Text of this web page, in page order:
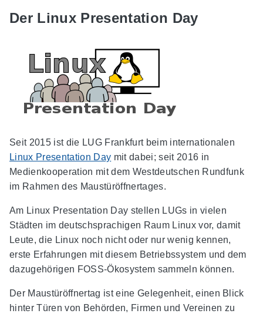
Der Linux Presentation Day
Seit 2015 ist die LUG Frankfurt beim internationalen
Linux Presentation Day mit dabei; seit 2016 in
Medienkooperation mit dem Westdeutschen Rundfunk
im Rahmen des Maustüröffnertages.
Am Linux Presentation Day stellen LUGs in vielen
Städten im deutschsprachigen Raum Linux vor, damit
Leute, die Linux noch nicht oder nur wenig kennen,
erste Erfahrungen mit diesem Betriebssystem und dem
dazugehörigen FOSS-Ökosystem sammeln können.
Der Maustüröffnertag ist eine Gelegenheit, einen Blick
hinter Türen von Behörden, Firmen und Vereinen zu